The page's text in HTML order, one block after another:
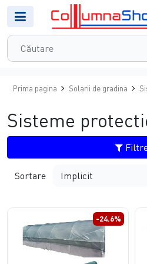
Prima pagina Solarii de gradina
Sisteme
Sortare
-24.6%